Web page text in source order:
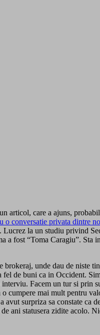
articol, care a ajuns,
conversatie privata dintre
. Lucrez la un studiu privind
a fost “Toma Caragiu”.
unde dau de niste
de buni ca in Occident.
Facem un tur si prin
mai mult pentru
surpriza sa constate ca
ani statusera zidite acolo.